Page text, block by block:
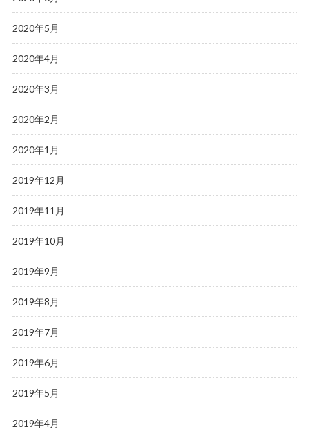
2020年5月
2020年4月
2020年3月
2020年2月
2020年1月
2019年12月
2019年11月
2019年10月
2019年9月
2019年8月
2019年7月
2019年6月
2019年5月
2019年4月